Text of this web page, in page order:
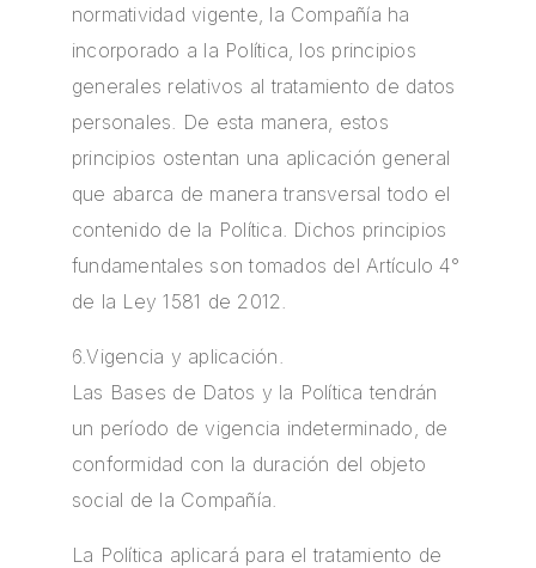
normatividad vigente, la Compañía ha
incorporado a la Política, los principios
generales relativos al tratamiento de datos
personales. De esta manera, estos
principios ostentan una aplicación general
que abarca de manera transversal todo el
contenido de la Política. Dichos principios
fundamentales son tomados del Artículo 4°
de la Ley 1581 de 2012.
6.Vigencia y aplicación.
Las Bases de Datos y la Política tendrán
un período de vigencia indeterminado, de
conformidad con la duración del objeto
social de la Compañía.
La Política aplicará para el tratamiento de